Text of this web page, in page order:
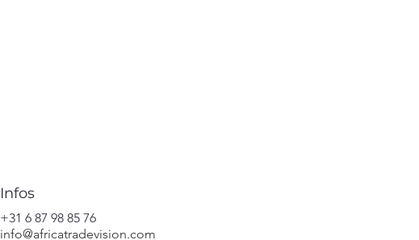
Infos
+31 6 87 98 85 76
info@africatradevision.com